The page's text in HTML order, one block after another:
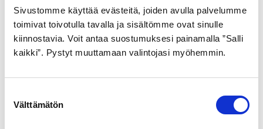
Sivustomme käyttää evästeitä, joiden avulla palvelumme
toimivat toivotulla tavalla ja sisältömme ovat sinulle
kiinnostavia. Voit antaa suostumuksesi painamalla ”Salli
kaikki”. Pystyt muuttamaan valintojasi myöhemmin.
Välttämätön
GOLDEN BOY
ULKORENGAS 44-531
HARMAA SR 120
SCHWALBE
ULKORENGAS 37-622
MUSTA DELTA CRUISER
PLUS pistosuojattu
heijastimella